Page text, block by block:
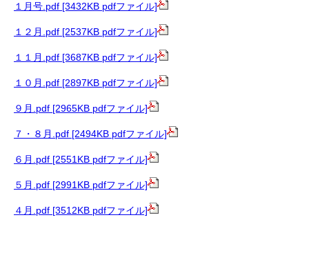
１月号.pdf [3432KB pdfファイル]
１２月.pdf [2537KB pdfファイル]
１１月.pdf [3687KB pdfファイル]
１０月.pdf [2897KB pdfファイル]
９月.pdf [2965KB pdfファイル]
７・８月.pdf [2494KB pdfファイル]
６月.pdf [2551KB pdfファイル]
５月.pdf [2991KB pdfファイル]
４月.pdf [3512KB pdfファイル]